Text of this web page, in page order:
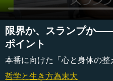
限界か、スランプか
ポイント
本番に向けた「心と身体の整
哲学と生き方為末大